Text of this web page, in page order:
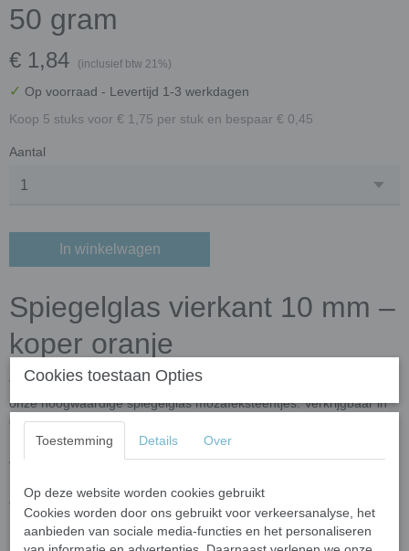
50 gram
€ 1,84 (inclusief btw 21%)
✓ Op voorraad - Levertijd 1-3 werkdagen
Koop 5 stuks voor € 1,75 per stuk en bespaar € 0,45
Aantal
In winkelwagen
Spiegelglas vierkant 10 mm –
koper oranje
Voeg een vleugje luxe en glans toe aan jouw mozaïekcreaties met
onze hoogwaardige spiegelglas mozaïeksteentjes. Verkrijgbaar in
diverse kleuren.
Assortiment en Kenmerken
collectie spiegelglas mozaïeksteentjes
Vormen en maten:Vierkant 10 mm en 4 mm dik.
Cookies toestaan Opties
Toestemming Details Over
Op deze website worden cookies gebruikt
Cookies worden door ons gebruikt voor verkeersanalyse, het
aanbieden van sociale media-functies en het personaliseren